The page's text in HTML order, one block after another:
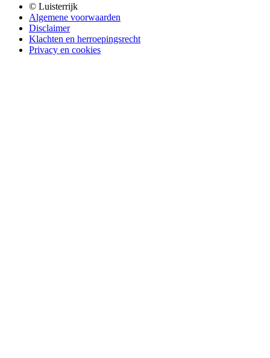
© Luisterrijk
Algemene voorwaarden
Disclaimer
Klachten en herroepingsrecht
Privacy en cookies